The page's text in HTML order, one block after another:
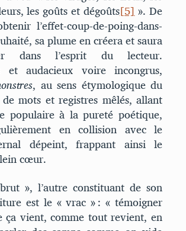
les goûts et dégoûts[5]». De
l’effet-coup-de-poing-dans-
sa plume en créera et saura
dans l’esprit du lecteur.
et audacieux voire incongrus,
, au sens étymologique du
mots et registres mêlés, allant
populaire à la pureté poétique,
en collision avec le
dépeint, frappant ainsi le
cœur.
», l’autre constituant de son
est le « vrac » : « témoigner
vient, comme tout revient, en